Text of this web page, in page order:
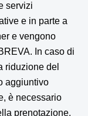
servizi
e in parte a
e vengono
In caso di
riduzione del
aggiuntivo
è necessario
prenotazione.